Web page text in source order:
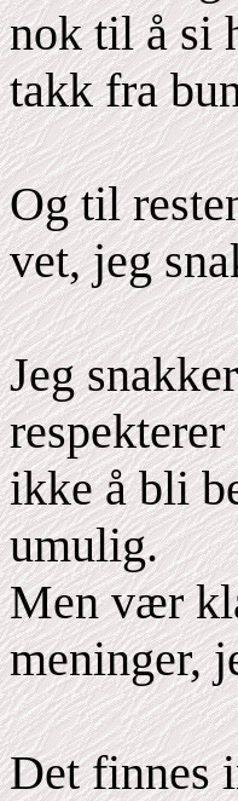
nok til å si
takk fra
Og til
vet, jeg
Jeg
ikke å bli
umulig.
Men vær
meninger,
Det finnes